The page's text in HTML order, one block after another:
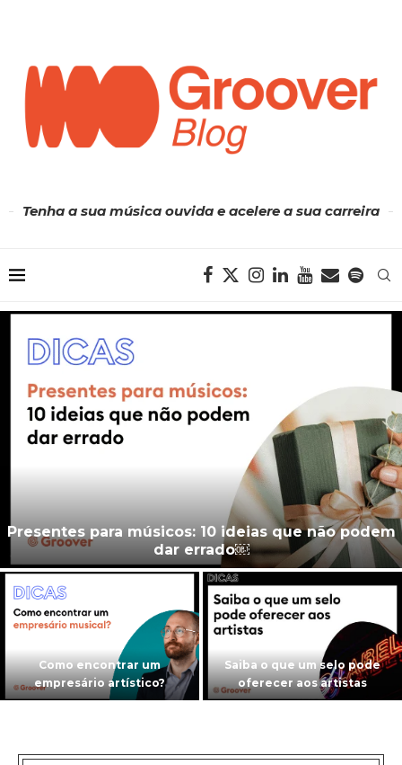
Tenha a sua música ouvida e acelere a sua carreira
Presentes para músicos: 10 ideias que não podem
dar errado￼
Como encontrar um
empresário artístico?
Saiba o que um selo pode
oferecer aos artistas